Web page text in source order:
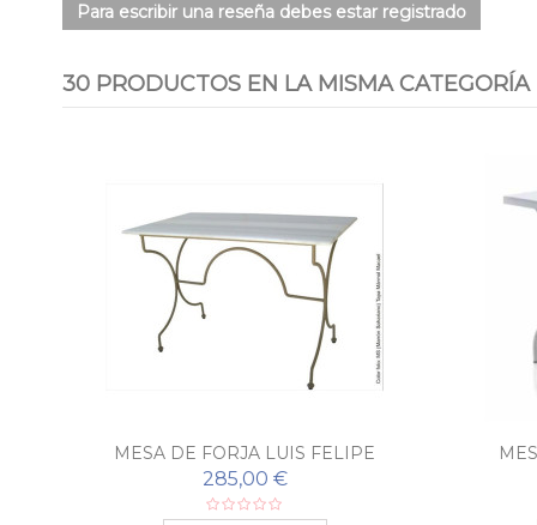
Para escribir una reseña debes estar registrado
30 PRODUCTOS EN LA MISMA CATEGORÍA
MESA DE FORJA LUIS FELIPE
285,00 €